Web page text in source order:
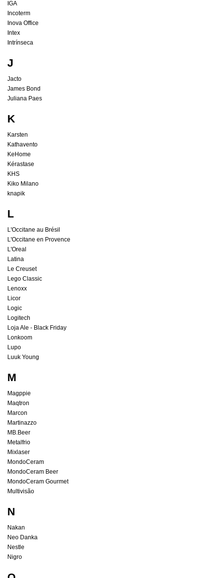
IGA
Incoterm
Inova Office
Intex
Intrínseca
J
Jacto
James Bond
Juliana Paes
K
Karsten
Kathavento
KeHome
Kérastase
KHS
Kiko Milano
knapik
L
L'Occitane au Brésil
L'Occitane en Provence
L'Oreal
Latina
Le Creuset
Lego Classic
Lenoxx
Licor
Logic
Logitech
Loja Ale - Black Friday
Lonkoom
Lupo
Luuk Young
M
Magppie
Maqtron
Marcon
Martinazzo
MB.Beer
Metalfrio
Mixlaser
MondoCeram
MondoCeram Beer
MondoCeram Gourmet
Multivisão
N
Nakan
Neo Danka
Nestle
Nigro